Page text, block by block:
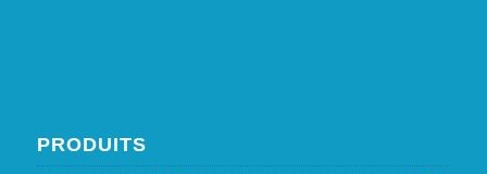
PRODUITS